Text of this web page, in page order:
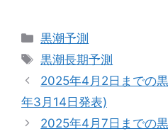
カ
テ
ゴ
リ
ー
黒潮予測
タ
グ
黒潮長期予測
2025年4月2日までの
年3月14日発表)
2025年4月7日までの